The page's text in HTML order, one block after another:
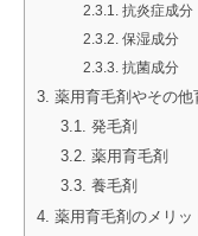
抗炎症成分
保湿成分
抗菌成分
薬用育毛剤やその
発毛剤
薬用育毛剤
養毛剤
薬用育毛剤のメリッ